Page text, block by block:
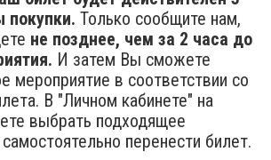
покупки. Только сообщите нам,
не позднее, чем за 2 часа до
И затем Вы сможете
мероприятие в соответствии со
В "Личном кабинете" на
выбрать подходящее
перенести билет.